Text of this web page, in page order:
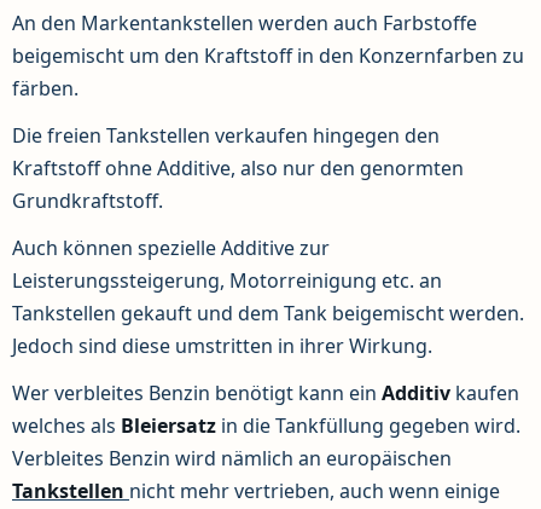
An den Markentankstellen werden auch Farbstoffe
beigemischt um den Kraftstoff in den Konzernfarben zu
färben.
Die freien Tankstellen verkaufen hingegen den
Kraftstoff ohne Additive, also nur den genormten
Grundkraftstoff.
Auch können spezielle Additive zur
Leisterungssteigerung, Motorreinigung etc. an
Tankstellen gekauft und dem Tank beigemischt werden.
Jedoch sind diese umstritten in ihrer Wirkung.
Wer verbleites Benzin benötigt kann ein Additiv kaufen
welches als Bleiersatz in die Tankfüllung gegeben wird.
Verbleites Benzin wird nämlich an europäischen
Tankstellen nicht mehr vertrieben, auch wenn einige